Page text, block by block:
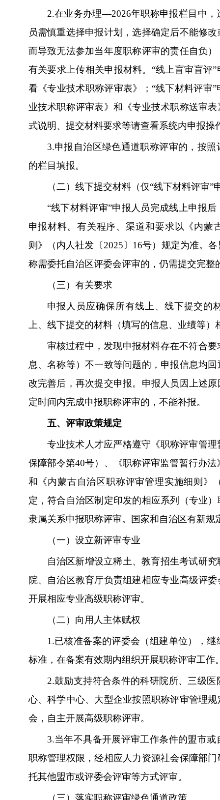
2.在业务办理—2026年职称申报栏目中
员需慎重选择申报计划，选择确定后不能修
而导致无法参加当年度职称评审的责任自负
有关要求上传相关申报材料。“线上盲审盲评
看《专业技术职称评审表》；“线下材料评审
业技术职称评审表》和《专业技术职称送审
式说明、提交材料要求等请查看系统内申报操
3.申报自治区绿色通道职称评审的，按
的栏目填报。
（二）线下提交材料（仅“线下材料评审”
“线下材料评审”申报人员完成线上申报
申报材料。有关程序、渠道和要求以《内蒙
则》（内人社发〔2025〕16号）规定为准。
称需委托自治区评委会评审的，仍需提交完整
（三）有关要求
申报人员应确保所有线上、线下提交的
上、线下提交的材料（填写的信息、业绩等）
审核过程中，发现申报材料存在不符合
息、名称等）不一致等问题的，申报信息均
改完善后，再次提交申报。申报人员因上述
定时间内完成申报职称评审的，不能补报。
五、评审政策规定
专业技术人才应严格遵守《职称评审管
保障部令第40号）、《职称评审监管暂行办
和《内蒙古自治区职称评审管理实施细则》
定，符合自治区制定印发的相应系列（专业
隶属关系申报职称评审。国家和自治区有新规
（一）设立新评审专业
自治区新增设立稀土、教育招生考试研
院、自治区教育厅负责组建相应专业高级评
开展相应专业高级职称评审。
（二）向用人主体赋权
1.已核准备案的评委会（组建单位），
标准，在备案有效期内组织开展职称评审工作
2.鼓励支持符合条件的科研院所、三级
心、科学中心、大型企业按照职称评审管理
会，自主开展高级职称评审。
3.当年不具备开展评审工作条件的盟市
职称管理权限，经相应人力资源社会保障部
托其他盟市或评委会评审等方式评审。
（三）落实职称评审绿色通道政策